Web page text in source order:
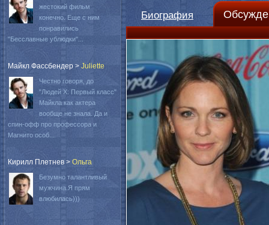
Биография
жестокий фильм
конечно. Еще с ним
понравились
"Бесславные ублюдки"...
Майкл Фассбендер > Juliette
Честно говоря, до
"Людей Х: Первый класс"
Майкла как актера
вообще не знала. Да и
спин-офф про профессора и
Магнито особ...
Кирилл Плетнев > Oльга
Безумно талантливый
мужчина.Я прям
влюбилась)))